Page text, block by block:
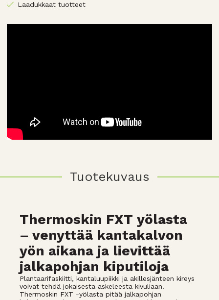
Laadukkaat tuotteet
Tuotekuvaus
Thermoskin FXT yölasta
– venyttää kantakalvon
yön aikana ja lievittää
jalkapohjan kiputiloja
Plantaarifaskiitti, kantaluupiikki ja akillesjänteen kireys
voivat tehdä jokaisesta askeleesta kivuliaan.
Thermoskin FXT -yölasta pitää jalkapohjan